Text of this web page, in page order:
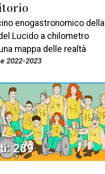
enogastronomico della
Lucido a chilometro
mappa delle realtà
2022-2023
289